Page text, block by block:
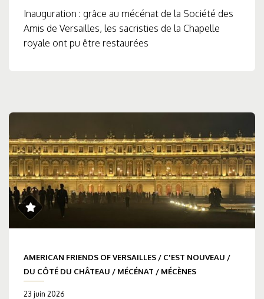
Inauguration : grâce au mécénat de la Société des
Amis de Versailles, les sacristies de la Chapelle
royale ont pu être restaurées
AMERICAN FRIENDS OF VERSAILLES / C'EST NOUVEAU /
DU CÔTÉ DU CHÂTEAU / MÉCÉNAT / MÉCÈNES
23 juin 2026